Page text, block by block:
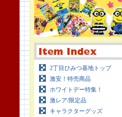
2丁目ひみつ基地トップ
激安！特売商品
ホワイトデー特集！
激レア/限定品
キャラクターグッズ